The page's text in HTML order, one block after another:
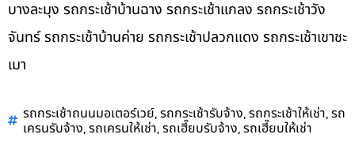
บางละมุง รถกระเช้าบ้านฉาง รถกระเช้าแกลง รถกระเช้าวัง
จันทร์ รถกระเช้าบ้านค่าย รถกระเช้าปลวกแดง รถกระเช้าเขาชะ
เมา
รถกระเช้าถนนมอเตอร์เวย์,รถกระเช้ารับจ้าง,รถกระเช้าให้เช่า,รถ
เครนรับจ้าง,รถเครนให้เช่า,รถเฮี๊ยบรับจ้าง,รถเฮี๊ยบให้เช่า